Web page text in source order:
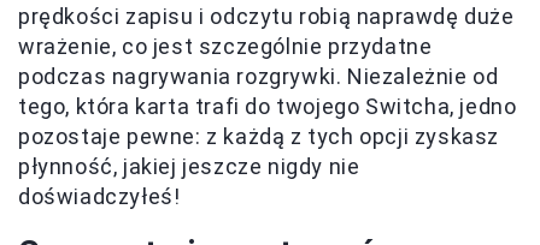
prędkości zapisu i odczytu robią naprawdę duże
wrażenie, co jest szczególnie przydatne
podczas nagrywania rozgrywki. Niezależnie od
tego, która karta trafi do twojego Switcha, jedno
pozostaje pewne: z każdą z tych opcji zyskasz
płynność, jakiej jeszcze nigdy nie
doświadczyłeś!